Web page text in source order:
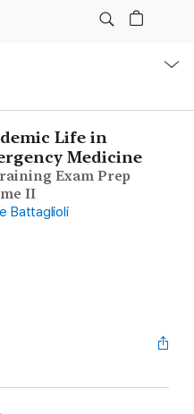
Life in
Medicine
Exam Prep
II
Battaglioli